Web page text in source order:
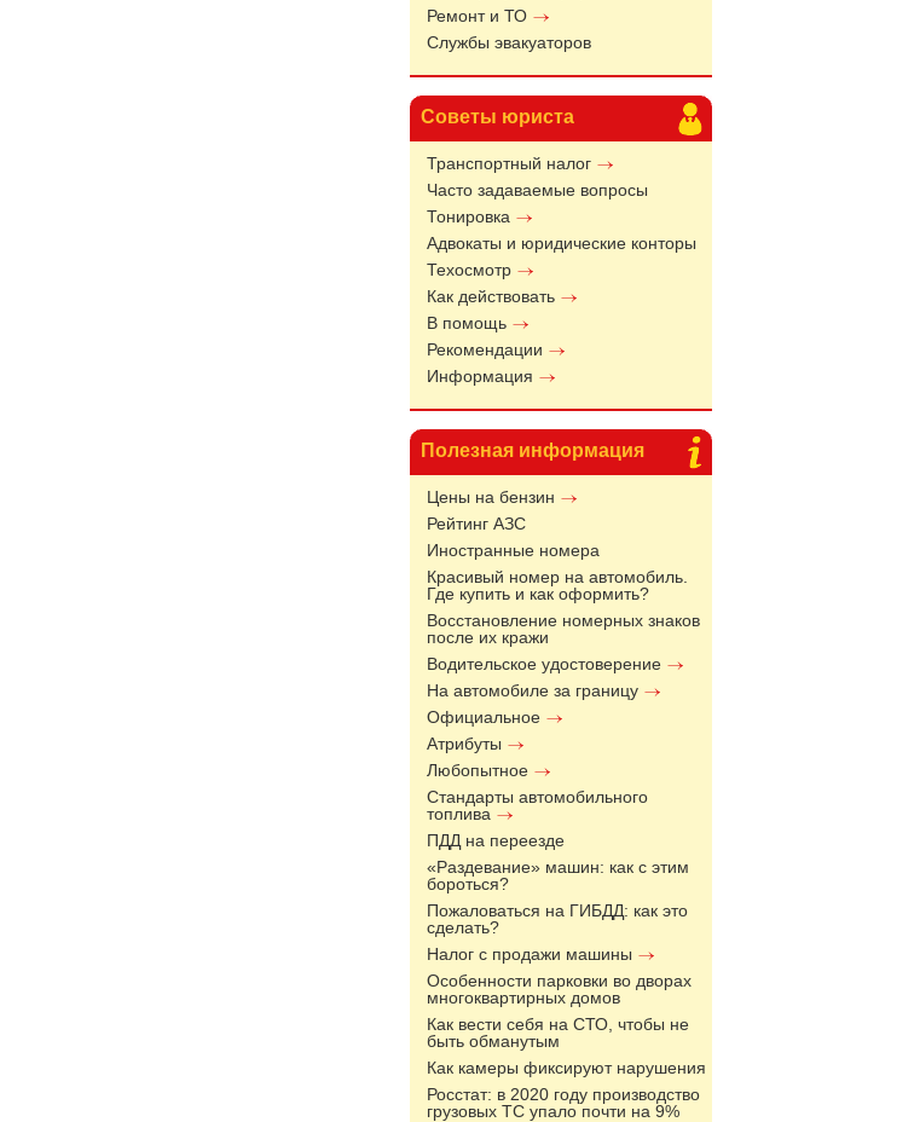
Ремонт и ТО
Службы эвакуаторов
Советы юриста
Транспортный налог
Часто задаваемые вопросы
Тонировка
Адвокаты и юридические конторы
Техосмотр
Как действовать
В помощь
Рекомендации
Информация
Полезная информация
Цены на бензин
Рейтинг АЗС
Иностранные номера
Красивый номер на автомобиль.
Где купить и как оформить?
Восстановление номерных знаков
после их кражи
Водительское удостоверение
На автомобиле за границу
Официальное
Атрибуты
Любопытное
Стандарты автомобильного
топлива
ПДД на переезде
«Раздевание» машин: как с этим
бороться?
Пожаловаться на ГИБДД: как это
сделать?
Налог с продажи машины
Особенности парковки во дворах
многоквартирных домов
Как вести себя на СТО, чтобы не
быть обманутым
Как камеры фиксируют нарушения
Росстат: в 2020 году производство
грузовых ТС упало почти на 9%